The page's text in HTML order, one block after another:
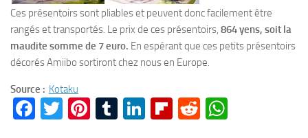
Ces présentoirs sont pliables et peuvent donc facilement être
rangés et transportés. Le prix de ces présentoirs, 864 yens, soit la
maudite somme de 7 euro. En espérant que ces petits présentoirs
décorés Amiibo sortiront chez nous en Europe.
Source : Kotaku
Facebook
Twitter
Pinterest
Tumblr
LinkedIn
Flipboard
Reddit